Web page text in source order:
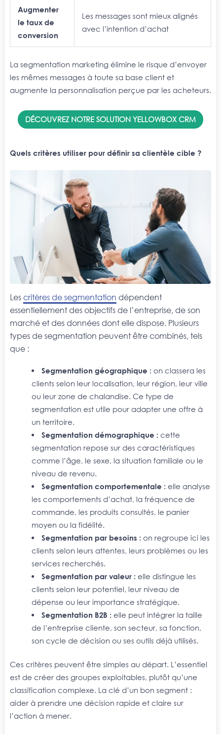
Augmenter
le taux de
conversion
Les messages sont mieux alignés
avec l’intention d’achat
La segmentation marketing élimine le risque d’envoyer
les mêmes messages à toute sa base client et
augmente la personnalisation perçue par les acheteurs.
DÉCOUVREZ NOTRE SOLUTION YELLOWBOX CRM
Quels critères utiliser pour définir sa clientèle cible ?
Les critères de segmentation dépendent
essentiellement des objectifs de l’entreprise, de son
marché et des données dont elle dispose. Plusieurs
types de segmentation peuvent être combinés, tels
que :
Segmentation géographique : on classera les
clients selon leur localisation, leur région, leur ville
ou leur zone de chalandise. Ce type de
segmentation est utile pour adapter une offre à
un territoire.
Segmentation démographique : cette
segmentation repose sur des caractéristiques
comme l’âge, le sexe, la situation familiale ou le
niveau de revenu.
Segmentation comportementale : elle analyse
les comportements d’achat, la fréquence de
commande, les produits consultés, le panier
moyen ou la fidélité.
Segmentation par besoins : on regroupe ici les
clients selon leurs attentes, leurs problèmes ou les
services recherchés.
Segmentation par valeur : elle distingue les
clients selon leur potentiel, leur niveau de
dépense ou leur importance stratégique.
Segmentation B2B : elle peut intégrer la taille
de l’entreprise cliente, son secteur, sa fonction,
son cycle de décision ou ses outils déjà utilisés.
Ces critères peuvent être simples au départ. L’essentiel
est de créer des groupes exploitables, plutôt qu’une
classification complexe. La clé d’un bon segment :
aider à prendre une décision rapide et claire sur
l’action à mener.